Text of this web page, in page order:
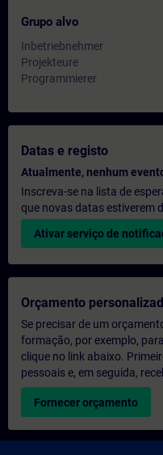
Grupo alvo
Inbetriebnehmer
Projekteure
Programmierer
Datas e registo
Atualmente, nenhum
Inscreva-se na lista de
que novas datas estiverem
Ativar serviço de
Orçamento
Se precisar de um
formação, por exemplo,
clique no link abaixo.
pessoais e, em seguida,
Fornecer orçamento